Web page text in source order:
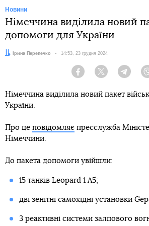
Новини
Німеччина виділила новий
допомоги для України
Автор:Ірина Перепечко Дата:
14:53, 23 грудня 2024
Facebook Twitter
Німеччина виділила новий пакет
України.
Про це повідомляє пресслужба
Німеччини.
До пакета допомоги увійшли:
15 танків Leopard 1 A5;
дві зенітні самохідні установки
3 реактивні системи залпового